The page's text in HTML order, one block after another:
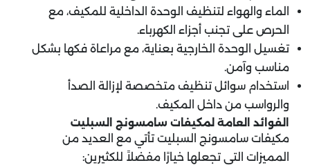
الماء والهواء لتنظيف الوحدة الداخلية للمكيف، مع
الحرص على تجنب أجزاء الكهرباء.
تغسيل الوحدة الخارجية بعناية، مع مراعاة فكها بشكل
مناسب وآمن.
استخدام سوائل تنظيف متخصصة لإزالة الصدأ
والرواسب من داخل المكيف.
الفوائد العامة لمكيفات سامسونج السبليت
مكيفات سامسونج السبليت تأتي مع العديد من
المميزات التي تجعلها خيارًا مفضلاً للكثيرين: